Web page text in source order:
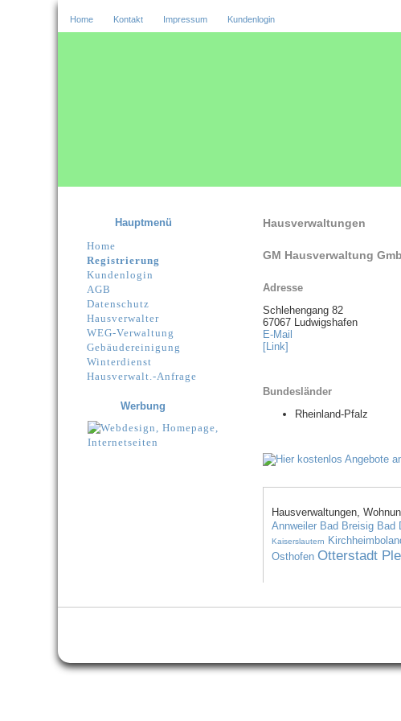
Home Kontakt Impressum Kundenlogin
Hausverwaltungen
GM Hausverwaltung
Adresse
Schlehengang 82
67067 Ludwigshafen
E-Mail
[Link]
Bundesländer
Rheinland-Pfalz
Hausverwaltungen,
Annweiler Bad Breisig Bad
Kaiserslautern
Osthofen Otterstadt
Hauptmenü
Home
Registrierung
Kundenlogin
AGB
Datenschutz
Hausverwalter
WEG-Verwaltung
Gebäudereinigung
Winterdienst
Hausverwalt.-Anfrage
Werbung